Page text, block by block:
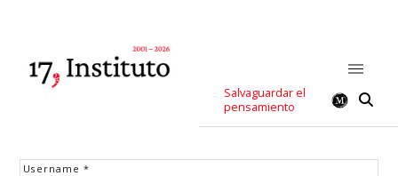
Salvaguardar el
pensamiento
Username*